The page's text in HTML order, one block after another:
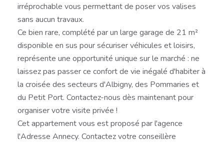
irréprochable vous permettant de poser vos valises
sans aucun travaux.
Ce bien rare, complété par un large garage de 21 m²
disponible en sus pour sécuriser véhicules et loisirs,
représente une opportunité unique sur le marché : ne
laissez pas passer ce confort de vie inégalé d'habiter à
la croisée des secteurs d'Albigny, des Pommaries et
du Petit Port. Contactez-nous dès maintenant pour
organiser votre visite privée !
Cet appartement vous est proposé par l'agence
l'Adresse Annecy. Contactez votre conseillère